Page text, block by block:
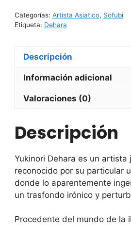
Categorías: Artista Asiatico, Sofubi
Etiqueta: Dehara
Descripción
Información adicional
Valoraciones (0)
Descripción
Yukinori Dehara es un artista
reconocido por su particular
donde lo aparentemente
un trasfondo irónico y
Procedente del mundo de la